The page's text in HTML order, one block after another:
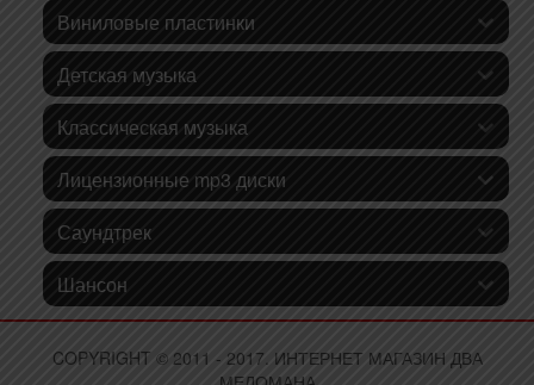
Виниловые пластинки
Детская музыка
Классическая музыка
Лицензионные mp3 диски
Саундтрек
Шансон
COPYRIGHT © 2011 - 2017. ИНТЕРНЕТ МАГАЗИН ДВА